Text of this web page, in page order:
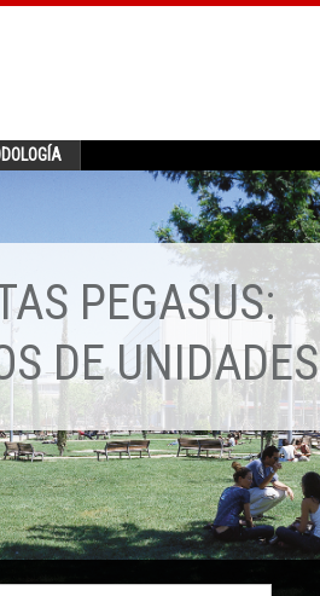
PEGASUS:
DE UNIDADES